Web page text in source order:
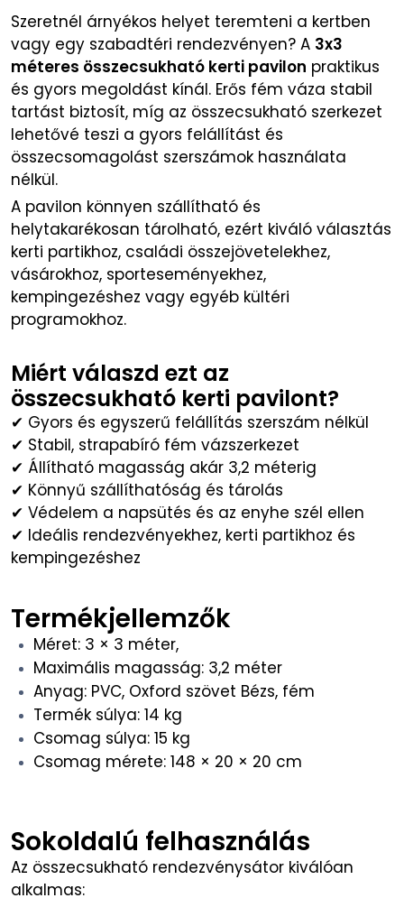
Szeretnél árnyékos helyet teremteni a kertben
vagy egy szabadtéri rendezvényen? A 3x3
méteres összecsukható kerti pavilon praktikus
és gyors megoldást kínál. Erős fém váza stabil
tartást biztosít, míg az összecsukható szerkezet
lehetővé teszi a gyors felállítást és
összecsomagolást szerszámok használata
nélkül.
A pavilon könnyen szállítható és
helytakarékosan tárolható, ezért kiváló választás
kerti partikhoz, családi összejövetelekhez,
vásárokhoz, sporteseményekhez,
kempingezéshez vagy egyéb kültéri
programokhoz.
Miért válaszd ezt az
összecsukható kerti pavilont?
✔ Gyors és egyszerű felállítás szerszám nélkül
✔ Stabil, strapabíró fém vázszerkezet
✔ Állítható magasság akár 3,2 méterig
✔ Könnyű szállíthatóság és tárolás
✔ Védelem a napsütés és az enyhe szél ellen
✔ Ideális rendezvényekhez, kerti partikhoz és
kempingezéshez
Termékjellemzők
Méret: 3 × 3 méter,
Maximális magasság: 3,2 méter
Anyag: PVC, Oxford szövet Bézs, fém
Termék súlya: 14 kg
Csomag súlya: 15 kg
Csomag mérete: 148 × 20 × 20 cm
Sokoldalú felhasználás
Az összecsukható rendezvénysátor kiválóan
alkalmas: